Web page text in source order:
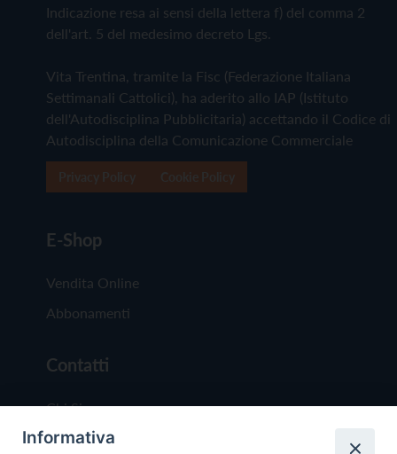
Indicazione resa ai sensi della lettera f) del comma 2
dell'art. 5 del medesimo decreto Lgs.
Vita Trentina, tramite la Fisc (Federazione Italiana
Settimanali Cattolici), ha aderito allo IAP (Istituto
dell'Autodisciplina Pubblicitaria) accettando il Codice di
Autodisciplina della Comunicazione Commerciale
E-Shop
Vendita Online
Abbonamenti
Contatti
Chi Siamo
Redazione
Informativa